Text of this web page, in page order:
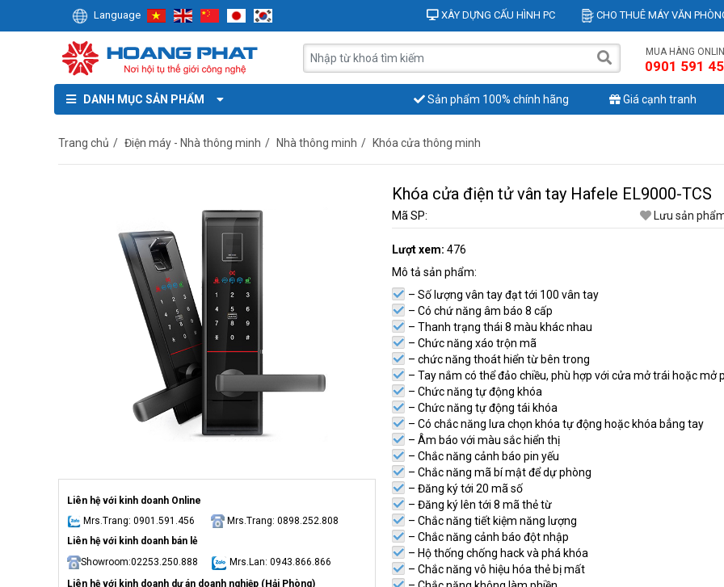
Language XÂY DỰNG CẤU HÌNH PC CHO THUÊ MÁY VĂN
MUA HÀNG
0901 591
DANH MỤC SẢN PHẨM Sản phẩm 100% chính hãng Giá cạnh tranh
Trang chủ / Điện máy - Nhà thông minh / Nhà thông minh / Khóa cửa thông minh
Liên hệ với kinh doanh Online
Mrs.Trang: 0901.591.456
Mrs.Trang: 0898.252.808
Liên hệ với kinh doanh bán lẻ
Showroom:02253.250.888
Mrs.Lan: 0943.866.866
Liên hệ với kinh doanh dự án doanh nghiệp (Hải Phòng)
Khóa cửa điện tử vân tay Hafele EL9000-TCS
Mã SP: Lưu sản
Lượt xem:476
Mô tả sản phẩm:
– Số lượng vân tay đạt tới 100 vân tay
– Có chứ năng âm báo 8 cấp
– Thanh trạng thái 8 màu khác nhau
– Chức năng xáo trộn mã
– chức năng thoát hiển từ bên trong
– Tay nắm có thể đảo chiều, phù hợp với cửa mở trái hoặc mở
– Chức năng tự động khóa
– Chức năng tự động tái khóa
– Có chắc năng lưa chọn khóa tự động hoặc khóa bẳng tay
– Âm báo với màu sắc hiển thị
– Chắc năng cảnh báo pin yếu
– Chắc năng mã bí mật để dự phòng
– Đăng ký tới 20 mã số
– Đăng ký lên tới 8 mã thẻ từ
– Chắc năng tiết kiệm năng lượng
– Chắc năng cảnh báo đột nhập
– Hộ thống chống hack và phá khóa
– Chắc năng vô hiệu hóa thẻ bị mất